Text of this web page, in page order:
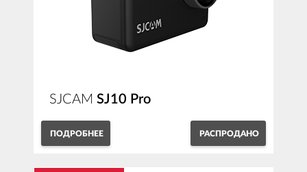
SJCAM SJ10 Pro
ПОДРОБНЕЕ РАСПРОДАНО